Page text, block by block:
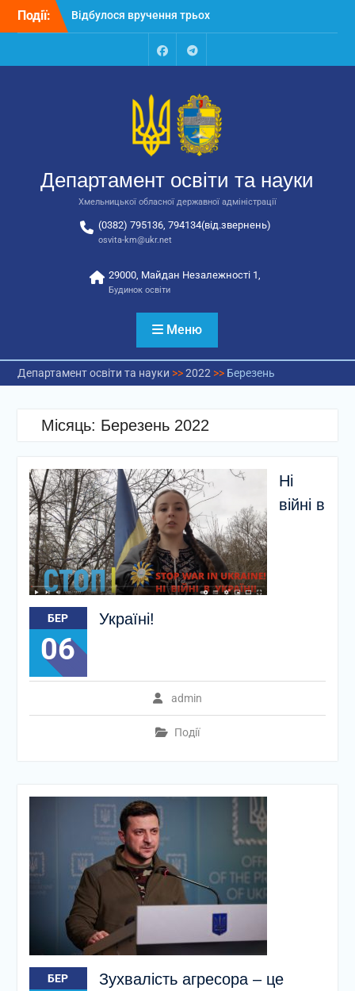
Перейти
Події:
закладів освіти
Відбулося засідання
освіти та науки обласної
відповідальних за
національно-патріотичне
FacebookTalegram
Департамент освіти та науки
Хмельницької обласної державної адміністрації
(0382) 795136, 794134(від.звернень)
osvita-km@ukr.net
29000, Майдан Незалежності 1,
Будинок освіти
Меню
Департамент освіти та науки >>2022 >> Березень
Місяць: Березень 2022
БЕР
06
Ні
війні в
Україні!
admin
Події
БЕР
Зухвалість агресора – це